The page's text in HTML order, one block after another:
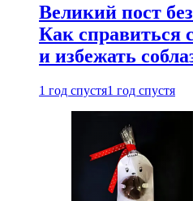
Великий пост
Как справиться
и избежать
1 год спустя1 год спустя